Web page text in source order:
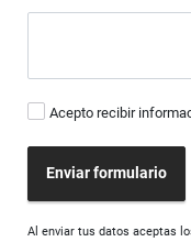
Acepto recibir
Enviar formulario
Al enviar tus datos aceptas